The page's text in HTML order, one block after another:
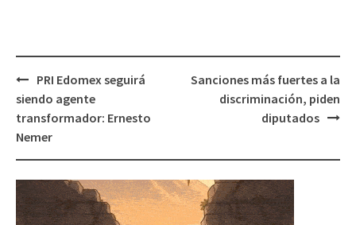
Post
navigation
PRI Edomex seguirá
siendo agente
transformador: Ernesto
Nemer
Sanciones más fuertes a la
discriminación, piden
diputados